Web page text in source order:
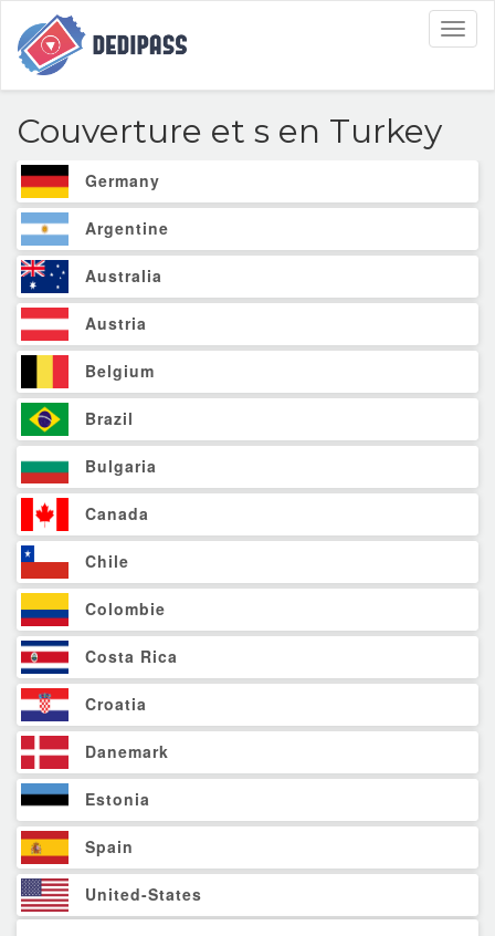
Couverture et s en Turkey
Germany
Argentine
Australia
Austria
Belgium
Brazil
Bulgaria
Canada
Chile
Colombie
Costa Rica
Croatia
Danemark
Estonia
Spain
United-States